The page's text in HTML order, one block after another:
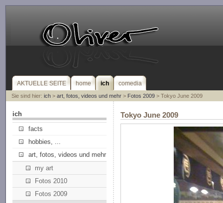
AKTUELLE SEITE home ich comedia
Sie sind hier: ich> art, fotos, videos und mehr> Fotos 2009> Tokyo June 2009
ich
facts
hobbies, ...
art, fotos, videos und mehr
my art
Fotos 2010
Fotos 2009
Tokyo June 2009